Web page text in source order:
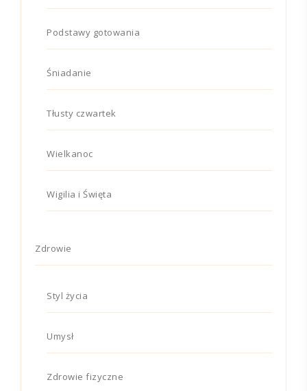
Podstawy gotowania
Śniadanie
Tłusty czwartek
Wielkanoc
Wigilia i Święta
Zdrowie
Styl życia
Umysł
Zdrowie fizyczne